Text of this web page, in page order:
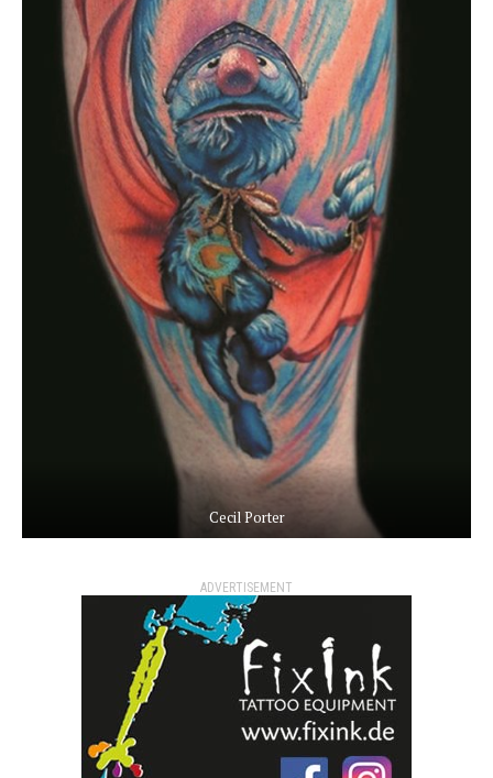
Cecil Porter
ADVERTISEMENT